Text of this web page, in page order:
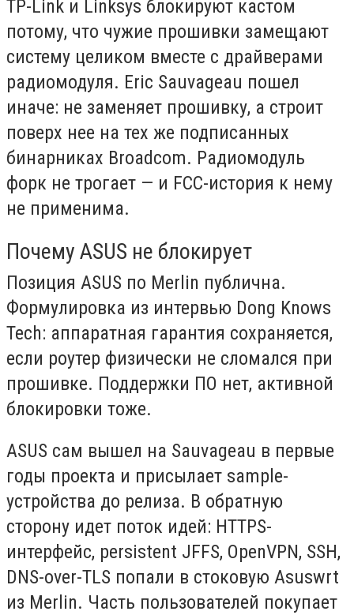
TP-Link и Linksys блокируют кастом
потому, что чужие прошивки замещают
систему целиком вместе с драйверами
радиомодуля. Eric Sauvageau пошел
иначе: не заменяет прошивку, а строит
поверх нее на тех же подписанных
бинарниках Broadcom. Радиомодуль
форк не трогает — и FCC-история к нему
не применима.
Почему ASUS не блокирует
Позиция ASUS по Merlin публична.
Формулировка из интервью Dong Knows
Tech: аппаратная гарантия сохраняется,
если роутер физически не сломался при
прошивке. Поддержки ПО нет, активной
блокировки тоже.
ASUS сам вышел на Sauvageau в первые
годы проекта и присылает sample-
устройства до релиза. В обратную
сторону идет поток идей: HTTPS-
интерфейс, persistent JFFS, OpenVPN, SSH,
DNS-over-TLS попали в стоковую Asuswrt
из Merlin. Часть пользователей покупает